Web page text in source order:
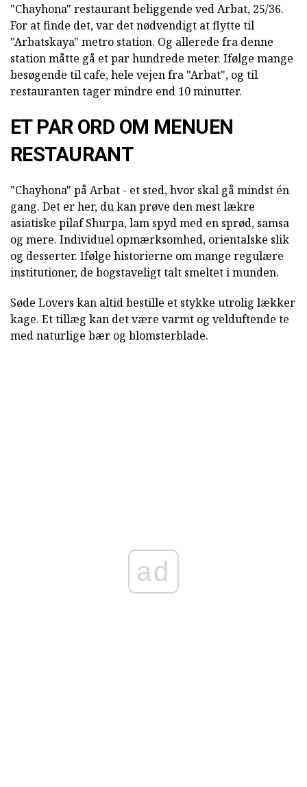
"Chayhona" restaurant beliggende ved Arbat, 25/36.
For at finde det, var det nødvendigt at flytte til
"Arbatskaya" metro station. Og allerede fra denne
station måtte gå et par hundrede meter. Ifølge mange
besøgende til cafe, hele vejen fra "Arbat", og til
restauranten tager mindre end 10 minutter.
ET PAR ORD OM MENUEN
RESTAURANT
"Chayhona" på Arbat - et sted, hvor skal gå mindst én
gang. Det er her, du kan prøve den mest lækre
asiatiske pilaf Shurpa, lam spyd med en sprød, samsa
og mere. Individuel opmærksomhed, orientalske slik
og desserter. Ifølge historierne om mange regulære
institutioner, de bogstaveligt talt smeltet i munden.
Søde Lovers kan altid bestille et stykke utrolig lækker
kage. Et tillæg kan det være varmt og velduftende te
med naturlige bær og blomsterblade.
ad